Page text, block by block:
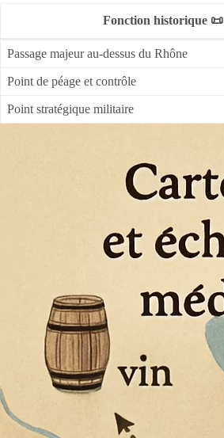
Fonction historique 📜
Passage majeur au-dessus du Rhône
Point de péage et contrôle
Point stratégique militaire